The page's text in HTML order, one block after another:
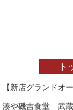
ト
【新店グランドオ
湊や磯吉食堂 武